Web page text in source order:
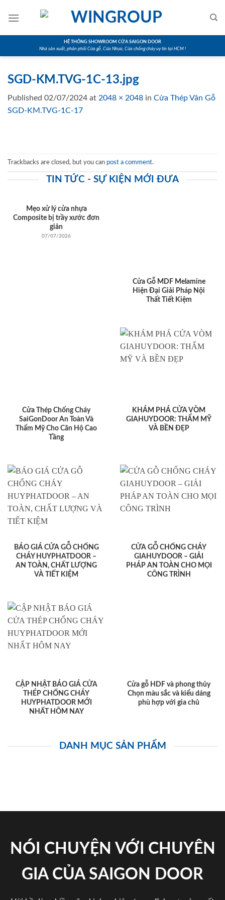
HỆ THỐNG SHOWROOM CỬA SAIGON DOOR
Nhà sản xuất, phân phối Cửa gỗ, Cửa Nhựa, Cửa chống cháy uy tín tại HCM !
SGD-KM.TVG-1C-13.jpg
Published 02/07/2024 at 2048 × 2048 in Cửa Thép Vân Gỗ
SGD-KM.TVG-1C-17
Trackbacks are closed, but you can post a comment.
TIN TỨC - SỰ KIỆN MỚI ĐƯA
Mẹo xử lý cửa nhựa
Composite bị trầy xước đơn
giản
07/07/2026
Cửa Gỗ MDF Melamine
Hiện Đại Giải Pháp Nội
Thất Tiết Kiệm
Cửa Thép Chống Cháy
SaiGonDoor An Toàn Và
Thẩm Mỹ Cho Căn Hộ Cao
Tầng
KHÁM PHÁ CỬA VÒM
GIAHUYDOOR: THẨM MỸ
VÀ BỀN ĐẸP
BÁO GIÁ CỬA GỖ CHỐNG
CHÁY HUYPHATDOOR –
AN TOÀN, CHẤT LƯỢNG
VÀ TIẾT KIỆM
CỬA GỖ CHỐNG CHÁY
GIAHUYDOOR – GIẢI
PHÁP AN TOÀN CHO MỌI
CÔNG TRÌNH
CẬP NHẬT BÁO GIÁ CỬA
THÉP CHỐNG CHÁY
HUYPHATDOOR MỚI
NHẤT HÔM NAY
Cửa gỗ HDF và phong thủy
Chọn màu sắc và kiểu dáng
phù hợp với gia chủ
DANH MỤC SẢN PHẨM
NÓI CHUYỆN VỚI CHUYÊN
GIA CỦA SAIGON DOOR